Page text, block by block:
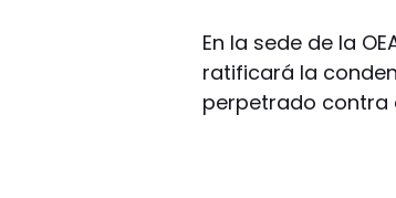
En la sede de la
ratificará la
perpetrado contra